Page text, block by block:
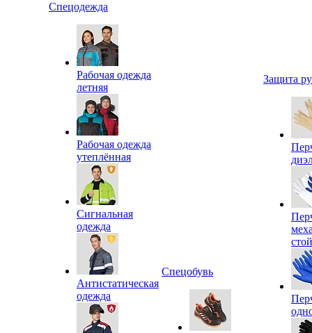
Спецодежда
Рабочая одежда
летняя
Рабочая одежда
утеплённая
Сигнальная
одежда
Антистатическая
одежда
Спецобувь
Защита